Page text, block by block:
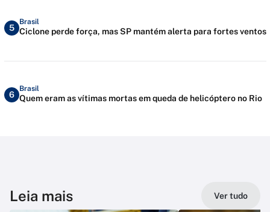
5
Brasil
Ciclone perde força, mas SP mantém alerta para fortes ventos
6
Brasil
Quem eram as vítimas mortas em queda de helicóptero no Rio
Leia mais Ver tudo